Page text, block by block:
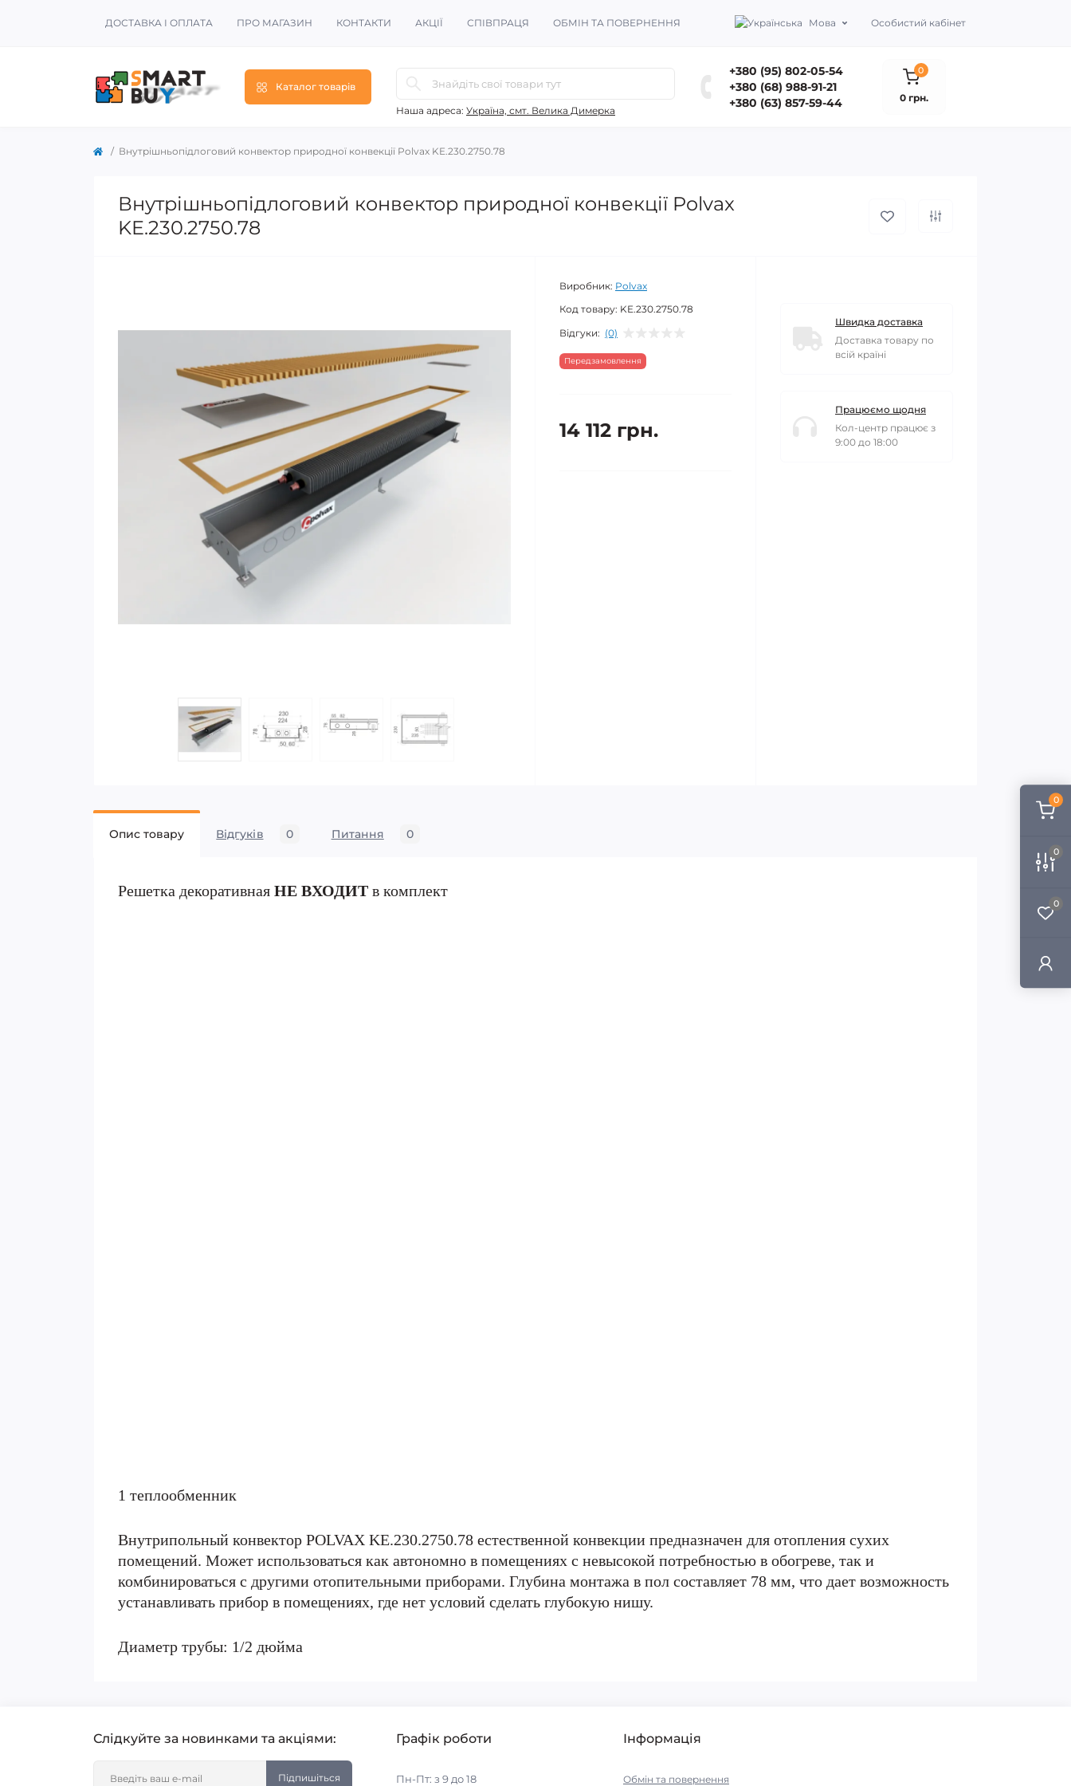
0
0
0
ДОСТАВКА І ОПЛАТА ПРО МАГАЗИН КОНТАКТИ АКЦІЇ СПІВПРАЦЯ ОБМІН ТА ПОВЕРНЕННЯ Мова Особистий кабінет
Каталог товарів
Наша адреса: Україна, смт. Велика Димерка
+380 (95) 802-05-54
+380 (68) 988-91-21
+380 (63) 857-59-44
0
0 грн.
Внутрішньопідлоговий конвектор природної конвекції Polvax KE.230.2750.78
Внутрішньопідлоговий конвектор природної конвекції Polvax
KE.230.2750.78
Виробник: Polvax
Код товару: KE.230.2750.78
Відгуки: (0)
Передзамовлення
14 112 грн.
Швидка доставка
Доставка товару по
всій країні
Працюємо щодня
Кол-центр працює з
9:00 до 18:00
Опис товару Відгуків 0 Питання 0
Решетка декоративная НЕ ВХОДИТ в комплект
1 теплообменник
Внутрипольный конвектор POLVAX KE.230.2750.78 естественной конвекции предназначен для отопления сухих
помещений. Может использоваться как автономно в помещениях с невысокой потребностью в обогреве, так и
комбинироваться с другими отопительными приборами. Глубина монтажа в пол составляет 78 мм, что дает возможность
устанавливать прибор в помещениях, где нет условий сделать глубокую нишу.
Диаметр трубы: 1/2 дюйма
Слідкуйте за новинками та акціями:
Підпишіться
Графік роботи
Пн-Пт: з 9 до 18
Інформація
Обмін та повернення